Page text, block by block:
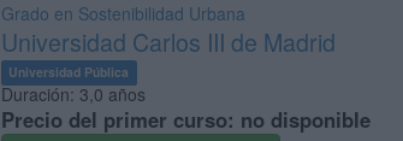
Grado en Sostenibilidad Urbana
Universidad Carlos III de Madrid
Universidad Pública
Duración: 3,0 años
Precio del primer curso: no disponible